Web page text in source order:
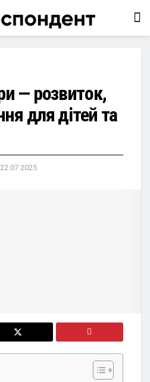
— розвиток,
для дітей та
22.07.2025